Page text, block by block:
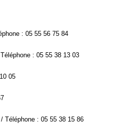
: 05 55 56 75 84
: 05 55 38 13 03
05
Téléphone : 05 55 38 15 86